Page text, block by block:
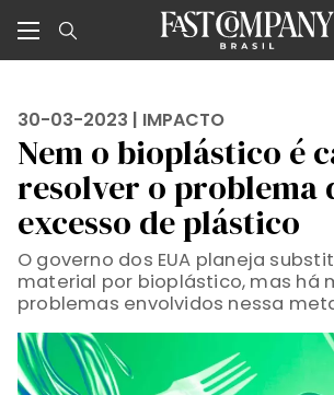
30-03-2023 | IMPACTO
Nem o bioplástico é
resolver o problema
excesso de plástico
O governo dos EUA planeja
material por bioplástico, mas há
problemas envolvidos nessa